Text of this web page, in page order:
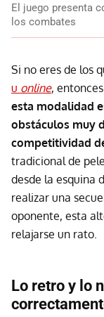
El juego presenta
los combates
Si no eres de los
u online,
esta modalidad
obstáculos muy
competitividad
tradicional de
desde la esquina
realizar una
oponente, esta
relajarse un rato.
Lo retro y lo